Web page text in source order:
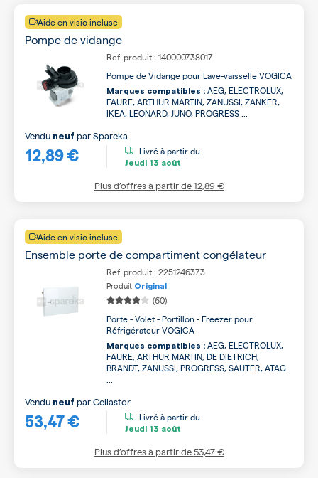
Aide en visio incluse
Pompe de vidange
Ref. produit : 140000738017
Pompe de Vidange pour Lave-vaisselle VOGICA
Marques compatibles : AEG, ELECTROLUX,
FAURE, ARTHUR MARTIN, ZANUSSI, ZANKER,
IKEA, LEONARD, JUNO, PROGRESS ...
12,89 €
Vendu neuf parSpareka
Livré à partir du
Jeudi 13 août
Plus d’offres à partir de12,89 €
Aide en visio incluse
Ensemble porte de compartiment congélateur
Ref. produit : 2251246373
Produit Original
(60)
Porte - Volet - Portillon - Freezer pour
Réfrigérateur VOGICA
Marques compatibles : AEG, ELECTROLUX,
FAURE, ARTHUR MARTIN, DE DIETRICH,
BRANDT, ZANUSSI, PROGRESS, SAUTER, ATAG
53,47 €
Vendu neuf parCellastor
Livré à partir du
Jeudi 13 août
Plus d’offres à partir de53,47 €